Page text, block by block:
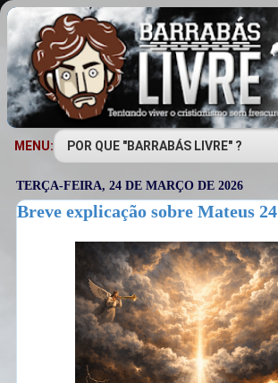
MENU:
TERÇA-FEIRA, 24 DE MARÇO DE 2026
Breve explicação sobre Mateus 24